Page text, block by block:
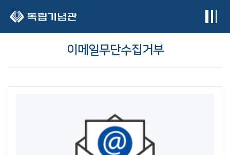
이메일무단수집거부